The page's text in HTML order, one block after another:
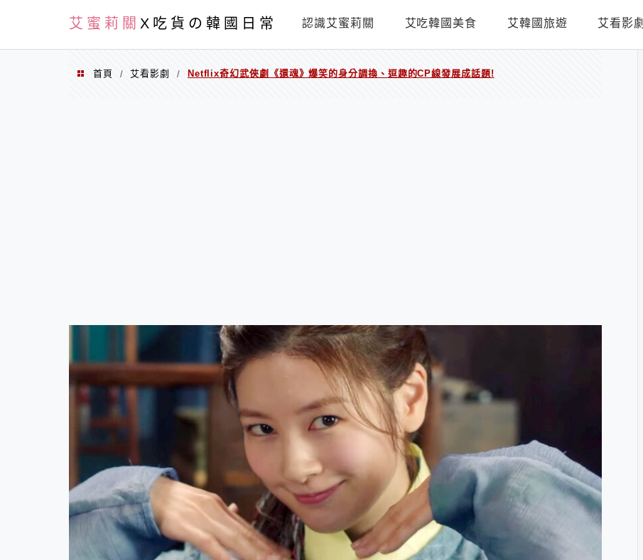
艾蜜莉關 X吃貨の韓國日常
PXN
認識艾蜜莉關 艾吃韓國美食 艾韓國旅遊 艾看影劇
首頁 / 艾看影劇 / Netflix奇幻武俠劇《還魂》爆笑的身分調換、逗趣的CP線發展成話題!